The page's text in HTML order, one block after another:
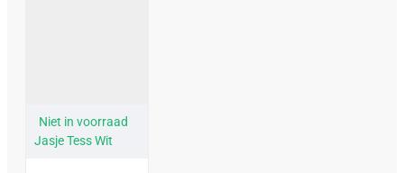
Niet in voorraad
Jasje Tess Wit